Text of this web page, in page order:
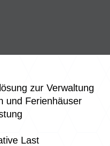
zur Verwaltung
und Ferienhäuser
Last